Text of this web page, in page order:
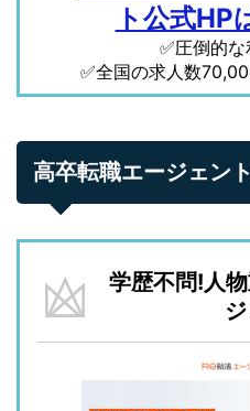
ト公式HP
✅圧倒的
✅全国の求人数
高卒転職エージェン
学歴不問!人